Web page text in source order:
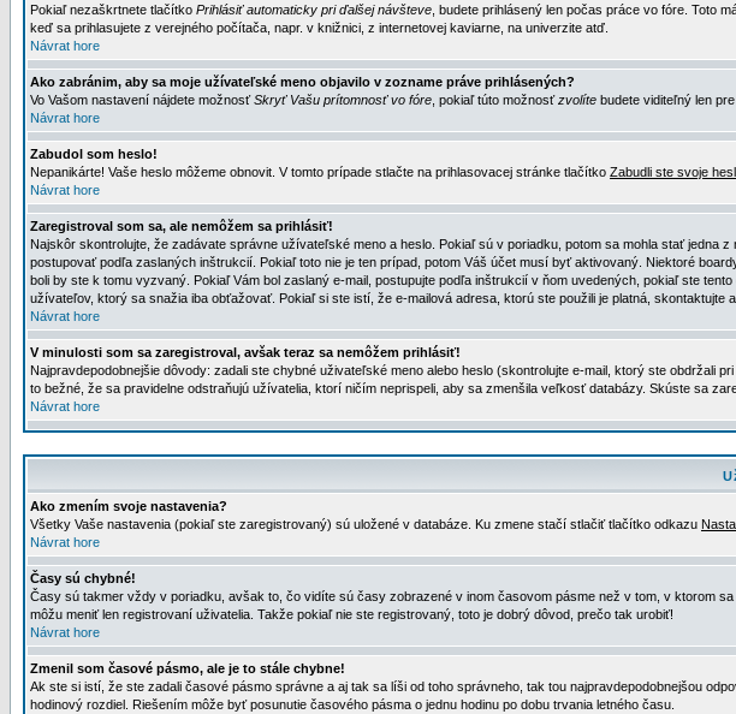
Pokiaľ nezaškrtnete tlačítko Prihlásiť automaticky pri ďalšej návšteve , budete prihlásený len počas práce vo fóre. Toto
keď sa prihlasujete z verejného počítača, napr. v knižnici, z internetovej kaviarne, na univerzite atď.
Návrat hore
Ako zabránim, aby sa moje užívateľské meno objavilo v zozname práve prihlásených?
Vo Vašom nastavení nájdete možnosťSkryť Vašu prítomnosť vo fóre , pokiaľ túto možnosťzvolíte budete viditeľný len
Návrat hore
Zabudol som heslo!
Nepanikárte! Vaše heslo môžeme obnovit. V tomto prípade stlačte na prihlasovacej stránke tlačítko Zabudli ste svoje
Návrat hore
Zaregistroval som sa, ale nemôžem sa prihlásiť!
Najskôr skontrolujte, že zadávate správne užívateľské meno a heslo. Pokiaľ sú v poriadku, potom sa mohla stať jedna
postupovať podľa zaslaných inštrukcií. Pokiaľ toto nie je ten prípad, potom Váš účet musí byť aktivovaný. Niektoré
boli by ste k tomu vyzvaný. Pokiaľ Vám bol zaslaný e-mail, postupujte podľa inštrukcií v ňom uvedených, pokiaľ ste
užívateľov, ktorý sa snažia iba obťažovať. Pokiaľ si ste istí, že e-mailová adresa, ktorú ste použili je platná, skontaktujte
Návrat hore
V minulosti som sa zaregistroval, avšak teraz sa nemôžem prihlásiť!
Najpravdepodobnejšie dôvody: zadali ste chybné uživateľské meno alebo heslo (skontrolujte e-mail, ktorý ste obdržali
to bežné, že sa pravidelne odstraňujú užívatelia, ktorí ničím neprispeli, aby sa zmenšila veľkosť databázy. Skúste sa
Návrat hore
Ako zmením svoje nastavenia?
Všetky Vaše nastavenia (pokiaľ ste zaregistrovaný) sú uložené v databáze. Ku zmene stačí stlačiť tlačítko odkazu
Návrat hore
Časy sú chybné!
Časy sú takmer vždy v poriadku, avšak to, čo vidíte sú časy zobrazené v inom časovom pásme než v tom, v ktorom
môžu meniť len registrovaní uživatelia. Takže pokiaľ nie ste registrovaný, toto je dobrý dôvod, prečo tak urobiť!
Návrat hore
Zmenil som časové pásmo, ale je to stále chybne!
Ak ste si istí, že ste zadali časové pásmo správne a aj tak sa líši od toho správneho, tak tou najpravdepodobnejšou
hodinový rozdiel. Riešením môže byť posunutie časového pásma o jednu hodinu po dobu trvania letného času.